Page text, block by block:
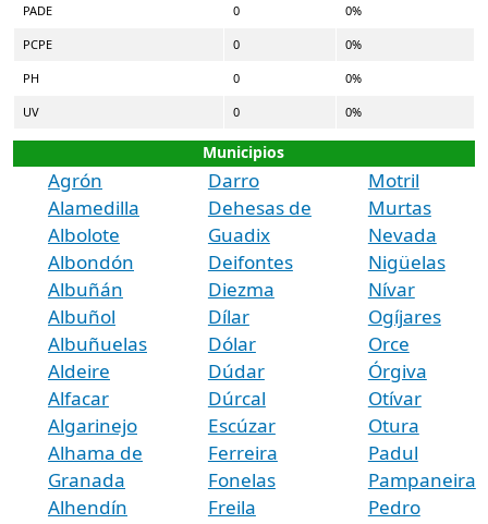
PADE 0 0%
PCPE 0 0%
PH 0 0%
UV 0 0%
Municipios
Agrón
Alamedilla
Albolote
Albondón
Albuñán
Albuñol
Albuñuelas
Aldeire
Alfacar
Algarinejo
Alhama de
Granada
Alhendín
Darro
Dehesas de
Guadix
Deifontes
Diezma
Dílar
Dólar
Dúdar
Dúrcal
Escúzar
Ferreira
Fonelas
Freila
Motril
Murtas
Nevada
Nigüelas
Nívar
Ogíjares
Orce
Órgiva
Otívar
Otura
Padul
Pampaneira
Pedro